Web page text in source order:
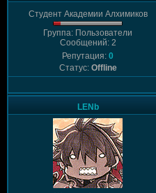
Студент Академии Алхимиков
Группа: Пользователи
Сообщений: 2
Репутация: 0
Статус: Offline
LENb